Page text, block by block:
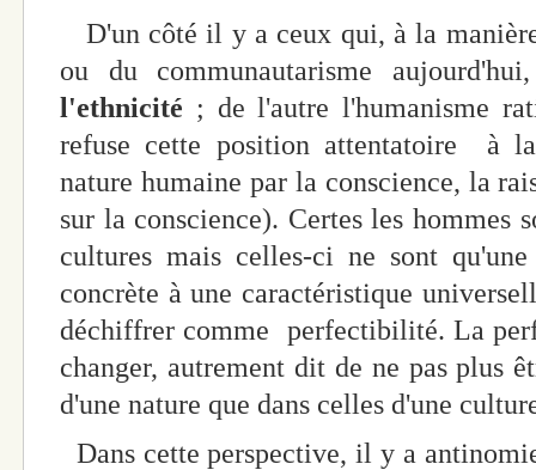
D'un côté il y a ceux qui, à la
ou du communautarisme
l'ethnicité ; de l'autre l'humanisme
refuse cette position attentatoire à
nature humaine par la conscience, la
sur la conscience). Certes les hommes
cultures mais celles-ci ne sont
concrète à une caractéristique
déchiffrer comme perfectibilité. La
changer, autrement dit de ne pas plus
d'une nature que dans celles d'une
Dans cette perspective, il y a